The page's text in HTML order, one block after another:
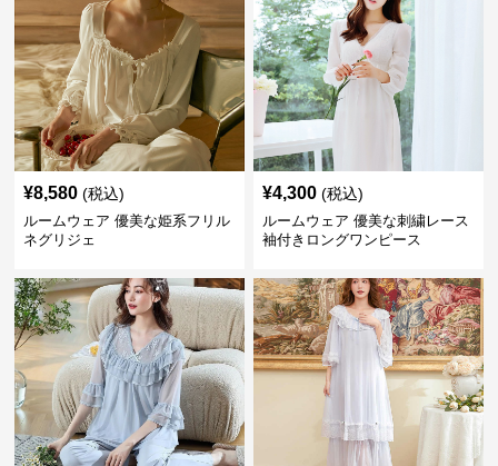
¥8,580 (税込)
ルームウェア 優美な姫系フリル
ネグリジェ
¥4,300 (税込)
ルームウェア 優美な刺繍レース
袖付きロングワンピース